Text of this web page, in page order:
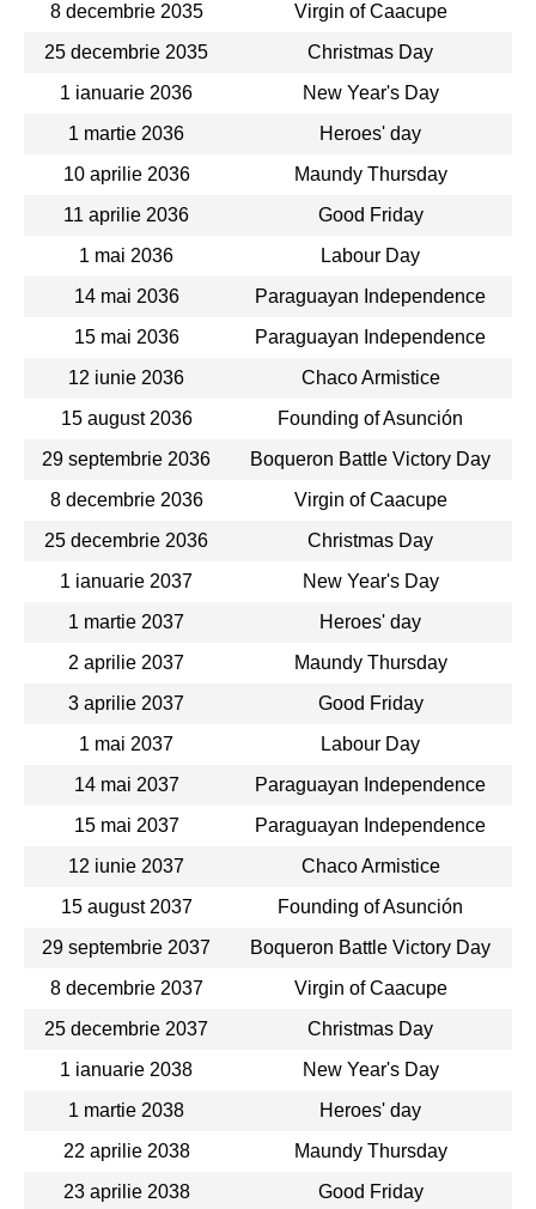
8 decembrie 2035
Virgin of Caacupe
25 decembrie 2035
Christmas Day
1 ianuarie 2036
New Year's Day
1 martie 2036
Heroes' day
10 aprilie 2036
Maundy Thursday
11 aprilie 2036
Good Friday
1 mai 2036
Labour Day
14 mai 2036
Paraguayan Independence
15 mai 2036
Paraguayan Independence
12 iunie 2036
Chaco Armistice
15 august 2036
Founding of Asunción
29 septembrie 2036
Boqueron Battle Victory Day
8 decembrie 2036
Virgin of Caacupe
25 decembrie 2036
Christmas Day
1 ianuarie 2037
New Year's Day
1 martie 2037
Heroes' day
2 aprilie 2037
Maundy Thursday
3 aprilie 2037
Good Friday
1 mai 2037
Labour Day
14 mai 2037
Paraguayan Independence
15 mai 2037
Paraguayan Independence
12 iunie 2037
Chaco Armistice
15 august 2037
Founding of Asunción
29 septembrie 2037
Boqueron Battle Victory Day
8 decembrie 2037
Virgin of Caacupe
25 decembrie 2037
Christmas Day
1 ianuarie 2038
New Year's Day
1 martie 2038
Heroes' day
22 aprilie 2038
Maundy Thursday
23 aprilie 2038
Good Friday